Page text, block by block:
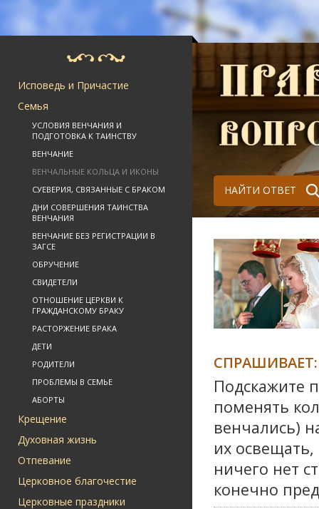
Исповедь и Причастие
Семья
УСЛОВИЯ ВЕНЧАНИЯ И
ПОДГОТОВКА К ТАИНСТВУ
ВЕНЧАНИЕ
ВЕНЧАЛЬНЫЕ КОЛЬЦА И ИКОНЫ
СУЕВЕРИЯ, СВЯЗАННЫЕ С БРАКОМ
ДНИ СОВЕРШЕНИЯ ТАИНСТВА
ВЕНЧАНИЯ
ВЕНЧАНИЕ БЕЗ РЕГИСТРАЦИИ В
ЗАГСЕ
ОБРУЧЕНИЕ
СВИДЕТЕЛИ
ОТНОШЕНИЕ ЦЕРКВИ К
ГРАЖДАНСКОМУ БРАКУ
РАСТОРЖЕНИЕ БРАКА
ДЕТИ
РОДИТЕЛИ
ПРОБЛЕМЫ В СЕМЬЕ
АБОРТЫ
Крещение
Духовная жизнь
Отпевание
Церковное благочестие
Церковные праздники
НАЙТИ ОТВЕТ
СПРАШИВАЕТ:
Подскажите
поменять
венчались)
их освещать,
ничего нет
конечно